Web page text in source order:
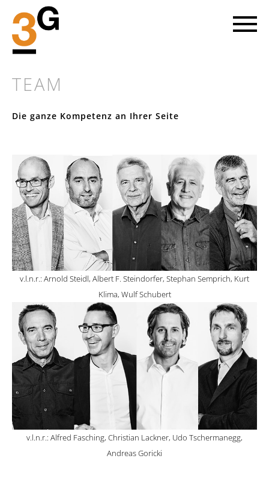
Jedes neue Projekt ist ein Stück Zukunft, in die wir uns
aufmachen. Mit viel Begeisterung für die gemeinsame Sache
gehen wir bei 3G in gegenseitigem Vertrauen mit unseren Kunden
Richtung Ziel.
ERFAHREN SIE MEHR
TEAM
Die ganze Kompetenz an Ihrer Seite
v.l.n.r.: Arnold Steidl, Albert F. Steindorfer, Stephan Semprich, Kurt
Klima, Wulf Schubert
v.l.n.r.: Alfred Fasching, Christian Lackner, Udo Tschermanegg,
Andreas Goricki